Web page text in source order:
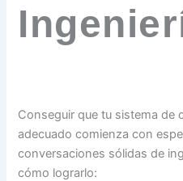
Conseguir que tu sistema de
adecuado comienza con
conversaciones sólidas de
cómo lograrlo: